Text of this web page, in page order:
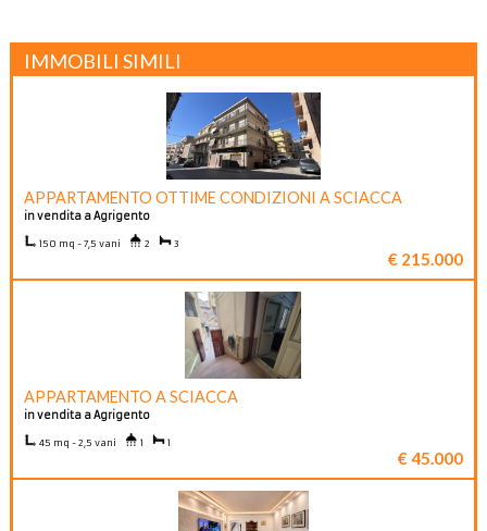
IMMOBILI SIMILI
APPARTAMENTO OTTIME CONDIZIONI A SCIACCA
in vendita a Agrigento
150 mq - 7,5 vani 2 3
€ 215.000
APPARTAMENTO A SCIACCA
in vendita a Agrigento
45 mq - 2,5 vani 1 1
€ 45.000